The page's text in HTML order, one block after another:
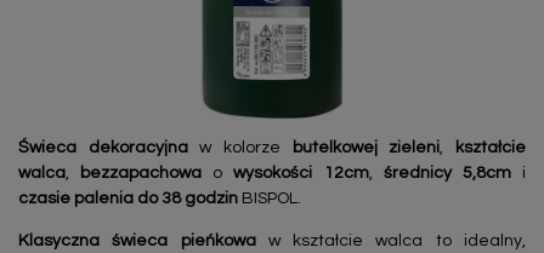
Świeca dekoracyjnaw kolorze butelkowej zieleni,
kształcie
walca, bezzapachowa owysokości 12cm, średnicy 5,8cmi
czasie palenia do 38 godzin BISPOL.
Klasyczna świeca pieńkowa w kształcie walca to idealny,